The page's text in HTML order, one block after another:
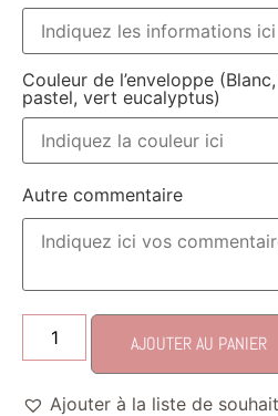
Couleur de l’enveloppe
pastel, vert eucalyptus)
Autre commentaire
AJOUTER AU PANIER
Ajouter à la liste de